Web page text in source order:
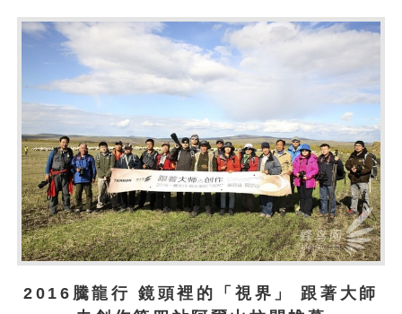
2016騰龍行 鏡頭裡的「視界」 跟著大師